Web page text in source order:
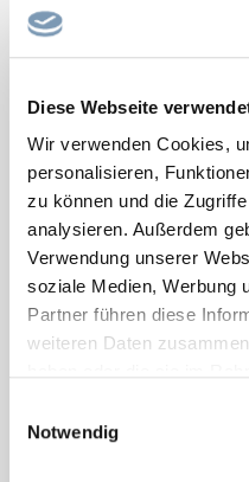
Diese Webseite
Wir verwenden Cookies,
personalisieren,
zu können und die
analysieren. Außerdem
Verwendung unserer
soziale Medien, Werbung
Partner führen diese
weiteren Daten
Notwendig
Perspektive – Stärkung
Aufgaben & Perspektiven: –
PARS Architekten GmbH
Spitalfacharzt /
Oberarzt oder Spitalfacharzt
Pädiatrie) Heilpädagogisch-
Bereich Kinder und Jugend
Entwicklung, Klinik Luzern
Vereinbarung Ihre
Co-Chefarzt /